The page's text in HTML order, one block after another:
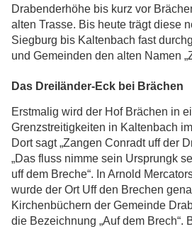
Drabenderhöhe bis kurz vor
alten Trasse. Bis heute trägt diese
Siegburg bis Kaltenbach fast
und Gemeinden den alten Namen
Das Dreiländer-Eck bei Brächen
Erstmalig wird der Hof Brächen in
Grenzstreitigkeiten in Kaltenbach
Dort sagt „Zangen Conradt uff der
„Das fluss nimme sein Ursprungk
uff dem Breche“. In Arnold
wurde der Ort Uff den Brechen
Kirchenbüchern der Gemeinde
die Bezeichnung „Auf dem Brech“.